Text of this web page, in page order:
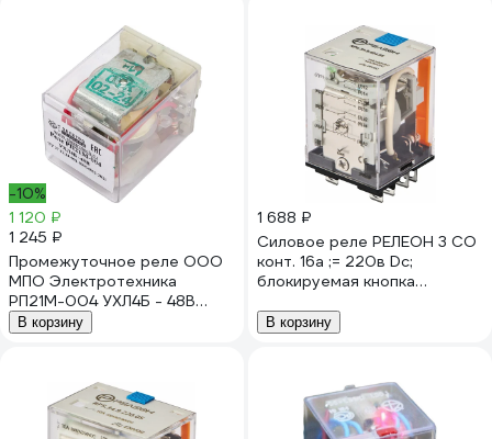
-10%
1 120 ₽
1 245 ₽
Промежуточное реле ООО
МПО Электротехника
РП21М-004 УХЛ4Б - 48В
20044800
В корзину
1 688 ₽
Силовое реле РЕЛЕОН 3 CO
конт. 16а ;= 220в Dc;
блокируемая кнопка
RP733922005
В корзину